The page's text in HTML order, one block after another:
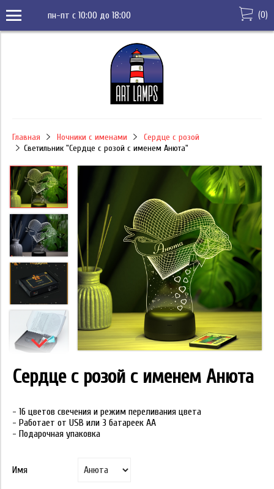
пн-пт с 10:00 до 18:00 (0)
Главная Ночники с именами
Сердце с розой
Светильник "Сердце с розой с именем Анюта"
Сердце с розой с именем Анюта
- 16 цветов свечения и режим переливания цвета
- Работает от USB или 3 батареек АА
- Подарочная упаковка
Имя